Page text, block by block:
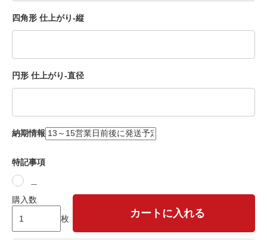
四角形 仕上がり-縦
円形 仕上がり-直径
納期情報
特記事項
購入数
枚
カートに入れる